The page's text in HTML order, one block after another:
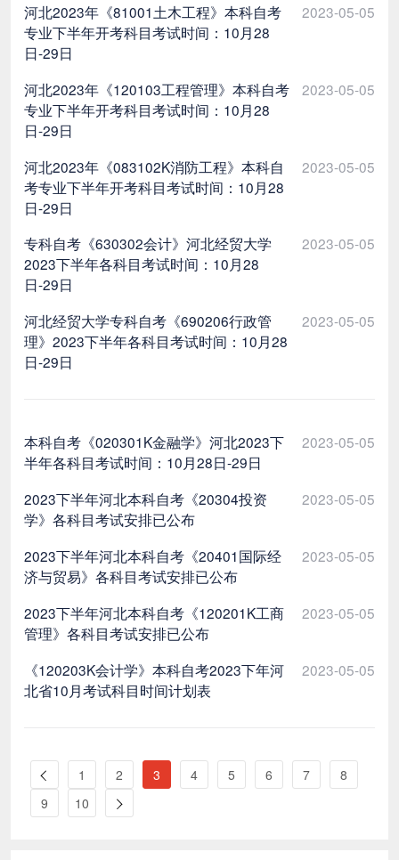
河北2023年《81001土木工程》本科自考
专业下半年开考科目考试时间：10月28
日-29日
2023-05-05
河北2023年《120103工程管理》本科自考
专业下半年开考科目考试时间：10月28
日-29日
2023-05-05
河北2023年《083102K消防工程》本科自
考专业下半年开考科目考试时间：10月28
日-29日
2023-05-05
专科自考《630302会计》河北经贸大学
2023下半年各科目考试时间：10月28
日-29日
2023-05-05
河北经贸大学专科自考《690206行政管
理》2023下半年各科目考试时间：10月28
日-29日
2023-05-05
本科自考《020301K金融学》河北2023下
半年各科目考试时间：10月28日-29日
2023-05-05
2023下半年河北本科自考《20304投资
学》各科目考试安排已公布
2023-05-05
2023下半年河北本科自考《20401国际经
济与贸易》各科目考试安排已公布
2023-05-05
2023下半年河北本科自考《120201K工商
管理》各科目考试安排已公布
2023-05-05
《120203K会计学》本科自考2023下年河
北省10月考试科目时间计划表
2023-05-05
1 2 3 4 5 6 7
8
9
10